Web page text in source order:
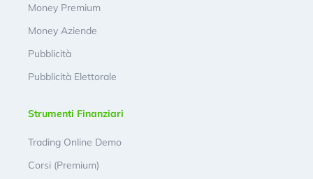
Money Premium
Money Aziende
Pubblicità
Pubblicità Elettorale
Strumenti Finanziari
Trading Online Demo
Corsi (Premium)